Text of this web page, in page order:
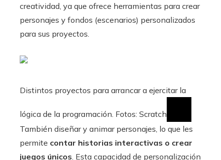
creatividad, ya que ofrece herramientas para crear
personajes y fondos (escenarios) personalizados
para sus proyectos.
Distintos proyectos para arrancar a ejercitar la
lógica de la programación. Fotos: Scratch
También diseñar y animar personajes, lo que les
permite contar historias interactivas o crear
juegos únicos . Esta capacidad de personalización